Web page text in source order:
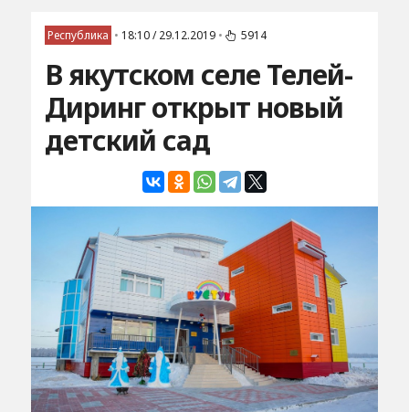
Республика • 18:10 / 29.12.2019 • 5914
В якутском селе Телей-
Диринг открыт новый
детский сад